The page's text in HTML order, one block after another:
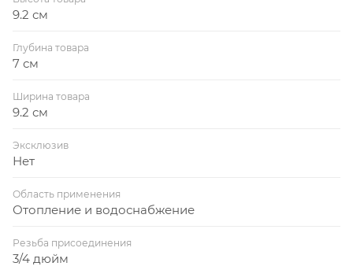
9.2 см
Глубина товара
7 см
Ширина товара
9.2 см
Эксклюзив
Нет
Область применения
Отопление и водоснабжение
Резьба присоединения
3/4 дюйм